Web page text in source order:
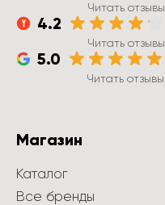
Читать отзывы
4.2
Читать отзывы
5.0
Читать отзывы
Магазин
Каталог
Все бренды